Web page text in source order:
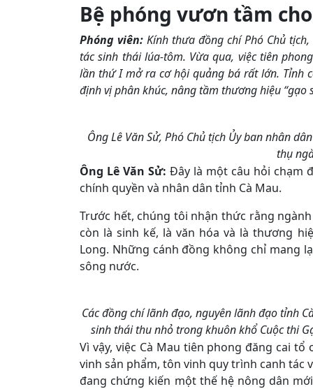
Bệ phóng vươn tầm
Phóng viên: Kính thưa đồng chí Phó Chủ
tác sinh thái lúa-tôm. Vừa qua, việc tiên
lần thứ I mở ra cơ hội quảng bá rất lớn. Tỉnh
định vị phân khúc, nâng tầm thương hiệu “gạo
Ông Lê Văn Sử, Phó Chủ tịch Ủy ban nhân
thụ
Ông Lê Văn Sử: Đây là một câu hỏi chạm
chính quyền và nhân dân tỉnh Cà Mau.
Trước hết, chúng tôi nhận thức rằng
còn là sinh kế, là văn hóa và là thương
Long. Những cánh đồng không chỉ mang
sông nước.
Các đồng chí lãnh đạo, nguyên lãnh đạo tỉnh
sinh thái thu nhỏ trong khuôn khổ Cuộc thi
Vì vậy, việc Cà Mau tiên phong đăng cai
vinh sản phẩm, tôn vinh quy trình canh tác
đang chứng kiến một thế hệ nông dân